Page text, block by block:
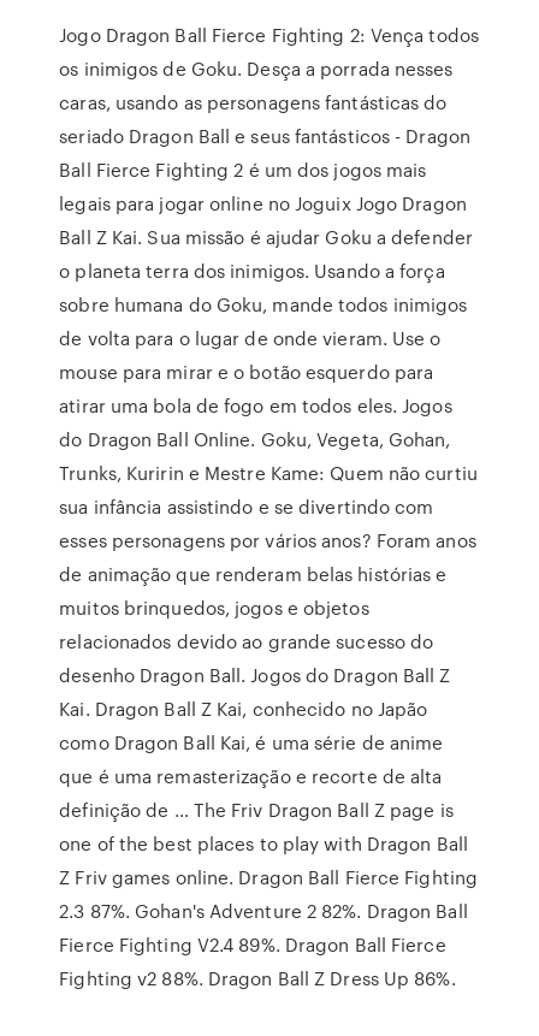
Jogo Dragon Ball Fierce Fighting 2: Vença todos
os inimigos de Goku. Desça a porrada nesses
caras, usando as personagens fantásticas do
seriado Dragon Ball e seus fantásticos - Dragon
Ball Fierce Fighting 2 é um dos jogos mais
legais para jogar online no Joguix Jogo Dragon
Ball Z Kai. Sua missão é ajudar Goku a defender
o planeta terra dos inimigos. Usando a força
sobre humana do Goku, mande todos inimigos
de volta para o lugar de onde vieram. Use o
mouse para mirar e o botão esquerdo para
atirar uma bola de fogo em todos eles. Jogos
do Dragon Ball Online. Goku, Vegeta, Gohan,
Trunks, Kuririn e Mestre Kame: Quem não curtiu
sua infância assistindo e se divertindo com
esses personagens por vários anos? Foram anos
de animação que renderam belas histórias e
muitos brinquedos, jogos e objetos
relacionados devido ao grande sucesso do
desenho Dragon Ball. Jogos do Dragon Ball Z
Kai. Dragon Ball Z Kai, conhecido no Japão
como Dragon Ball Kai, é uma série de anime
que é uma remasterização e recorte de alta
definição de … The Friv Dragon Ball Z page is
one of the best places to play with Dragon Ball
Z Friv games online. Dragon Ball Fierce Fighting
2.3 87%. Gohan's Adventure 2 82%. Dragon Ball
Fierce Fighting V2.4 89%. Dragon Ball Fierce
Fighting v2 88%. Dragon Ball Z Dress Up 86%.